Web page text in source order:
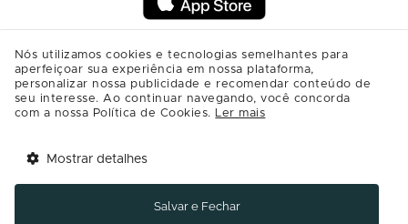
Nós utilizamos cookies e tecnologias semelhantes para
aperfeiçoar sua experiência em nossa plataforma,
personalizar nossa publicidade e recomendar conteúdo de
seu interesse. Ao continuar navegando, você concorda
com a nossa Política de Cookies. Ler mais
Mostrar detalhes
Salvar e Fechar
Baixe agora o app Multi
Abrir